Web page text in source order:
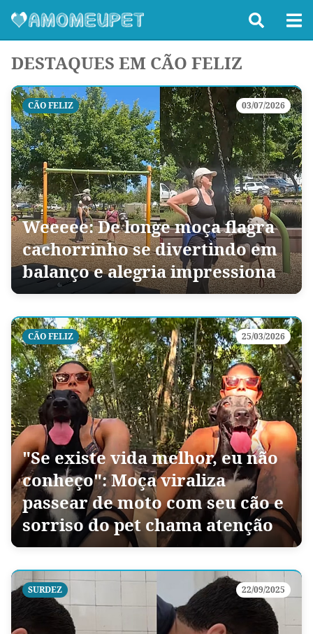
DESTAQUES EM CÃO FELIZ
CÃO FELIZ 03/07/2026
Weeeee: De longe moça flagra
cachorrinho se divertindo em
balanço e alegria impressiona
CÃO FELIZ 25/03/2026
"Se existe vida melhor, eu não
conheço": Moça viraliza
passear de moto com seu cão e
sorriso do pet chama atenção
SURDEZ 22/09/2025